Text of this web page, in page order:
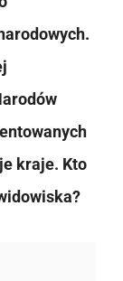
kraje. Kto